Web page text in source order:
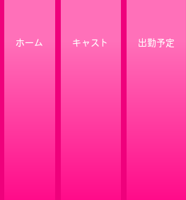
ホーム キャスト 出勤予定